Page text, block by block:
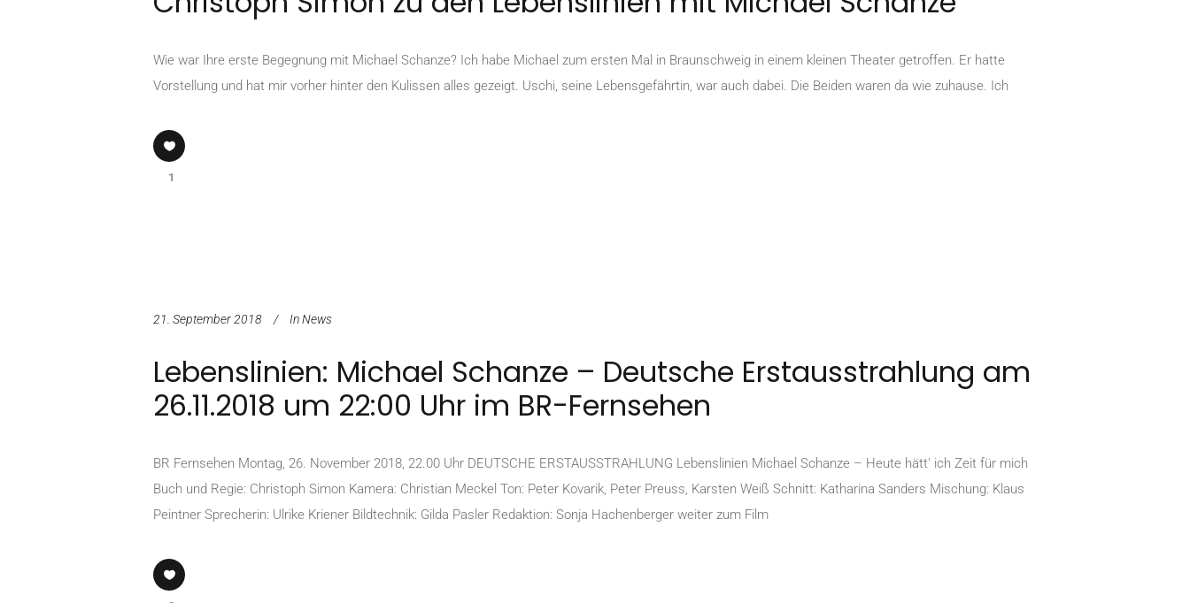
Wie war Ihre erste Begegnung mit Michael Schanze? Ich habe Michael zum ersten Mal in Braunschweig in einem kleinen Theater getroffen. Er hatte
Vorstellung und hat mir vorher hinter den Kulissen alles gezeigt. Uschi, seine Lebensgefährtin, war auch dabei. Die Beiden waren da wie zuhause. Ich
1
21. September 2018 InNews
Lebenslinien: Michael Schanze – Deutsche Erstausstrahlung am
26.11.2018 um 22:00 Uhr im BR-Fernsehen
BR Fernsehen Montag, 26. November 2018, 22.00 Uhr DEUTSCHE ERSTAUSSTRAHLUNG Lebenslinien Michael Schanze – Heute hätt' ich Zeit für mich
Buch und Regie: Christoph Simon Kamera: Christian Meckel Ton: Peter Kovarik, Peter Preuss, Karsten Weiß Schnitt: Katharina Sanders Mischung: Klaus
Peintner Sprecherin: Ulrike Kriener Bildtechnik: Gilda Pasler Redaktion: Sonja Hachenberger weiter zum Film